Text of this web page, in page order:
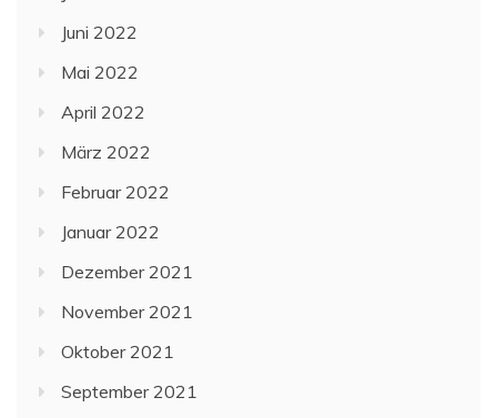
Juni 2022
Mai 2022
April 2022
März 2022
Februar 2022
Januar 2022
Dezember 2021
November 2021
Oktober 2021
September 2021